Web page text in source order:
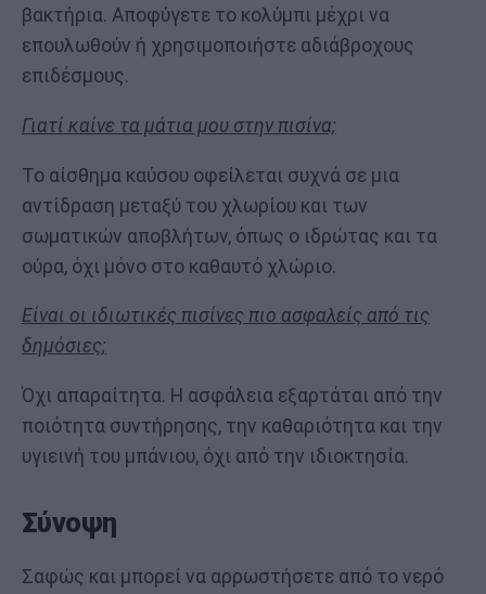
βακτήρια. Αποφύγετε το κολύμπι μέχρι να
επουλωθούν ή χρησιμοποιήστε αδιάβροχους
επιδέσμους.
Γιατί καίνε τα μάτια μου στην πισίνα;
Το αίσθημα καύσου οφείλεται συχνά σε μια
αντίδραση μεταξύ του χλωρίου και των
σωματικών αποβλήτων, όπως ο ιδρώτας και τα
ούρα, όχι μόνο στο καθαυτό χλώριο.
Είναι οι ιδιωτικές πισίνες πιο ασφαλείς από τις
δημόσιες;
Όχι απαραίτητα. Η ασφάλεια εξαρτάται από την
ποιότητα συντήρησης, την καθαριότητα και την
υγιεινή του μπάνιου, όχι από την ιδιοκτησία.
Σύνοψη
Σαφώς και μπορεί να αρρωστήσετε από το νερό